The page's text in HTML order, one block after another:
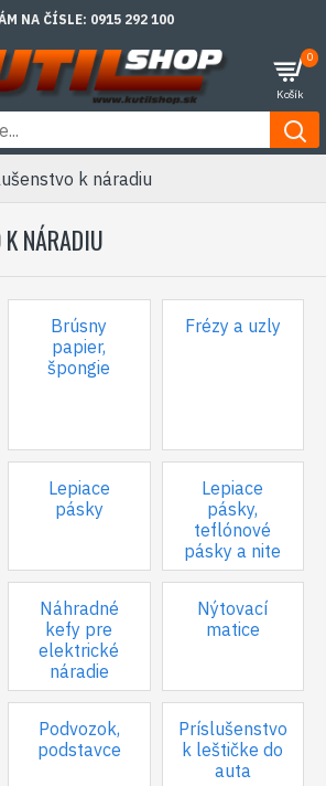
NA ČÍSLE: 0915 292 100
0
k náradiu
NÁRADIU
Brúsny
papier,
špongie
Frézy a uzly
Lepiace
pásky
Lepiace
pásky,
teflónové
pásky a nite
Náhradné
kefy pre
elektrické
náradie
Nýtovací
matice
Podvozok,
podstavce
Príslušenstvo
k leštičke do
auta